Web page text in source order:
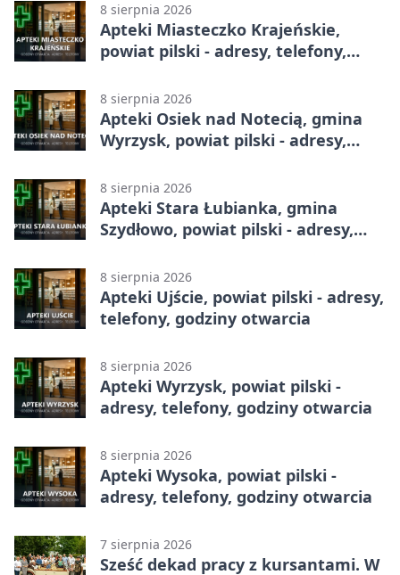
8 sierpnia 2026
Apteki Miasteczko Krajeńskie,
powiat pilski - adresy, telefony,
8 sierpnia 2026
Apteki Osiek nad Notecią, gmina
Wyrzysk, powiat pilski - adresy,
8 sierpnia 2026
Apteki Stara Łubianka, gmina
Szydłowo, powiat pilski - adresy,
8 sierpnia 2026
Apteki Ujście, powiat pilski - adresy,
telefony, godziny otwarcia
8 sierpnia 2026
Apteki Wyrzysk, powiat pilski -
adresy, telefony, godziny otwarcia
8 sierpnia 2026
Apteki Wysoka, powiat pilski -
adresy, telefony, godziny otwarcia
7 sierpnia 2026
Sześć dekad pracy z kursantami. W